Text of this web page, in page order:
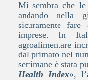
Mi sembra che le
andando nella
sicuramente
imprese. In
agroalimentare
dal primato nel
settimane è stata
Health Index»,